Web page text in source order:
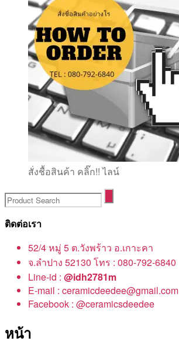
สั่งชื้อสินค้า คลิ๊ก!! ไลน์
ติดต่อเรา
52/4 หมู่ 5 ต.วังพร้าว อ.เกาะคา
จ.ลำปาง 52130 โทร : 080-792-6840
Line-id : @idh2781m
E-mail : ceramicdeedee@gmail.com
Facebook : @ceramicsdeedee
หน้า